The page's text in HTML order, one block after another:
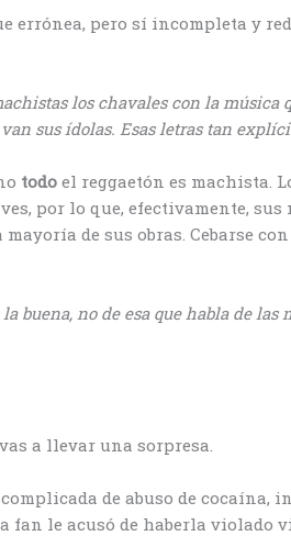
errónea, pero sí incompleta y
los chavales con la música
sus ídolas. Esas letras tan
todo el reggaetón es machista.
por lo que, efectivamente, sus
de sus obras. Cebarse
buena, no de esa que habla de
a llevar una sorpresa.
de abuso de cocaína,
fan le acusó de haberla violado